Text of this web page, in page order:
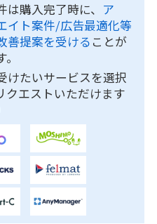
は購入完了時に、 ア
イト案件/広告最適化等
善提案を受ける ことが
けたいサービスを選択
クエストいただけます